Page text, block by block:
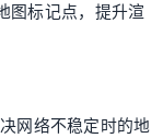
图标记点，提升渲
网络不稳定时的地